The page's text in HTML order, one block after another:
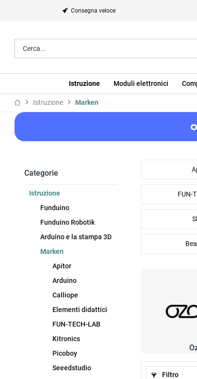
Consegna veloce
Istruzione Moduli elettronici
Istruzione Marken
Categorie
Istruzione
Funduino
Funduino Robotik
Arduino e la stampa 3D
Marken
Apitor
Arduino
Calliope
Elementi didattici
FUN-TECH-LAB
Kitronics
Picoboy
Seeedstudio
FUN-
Filtro